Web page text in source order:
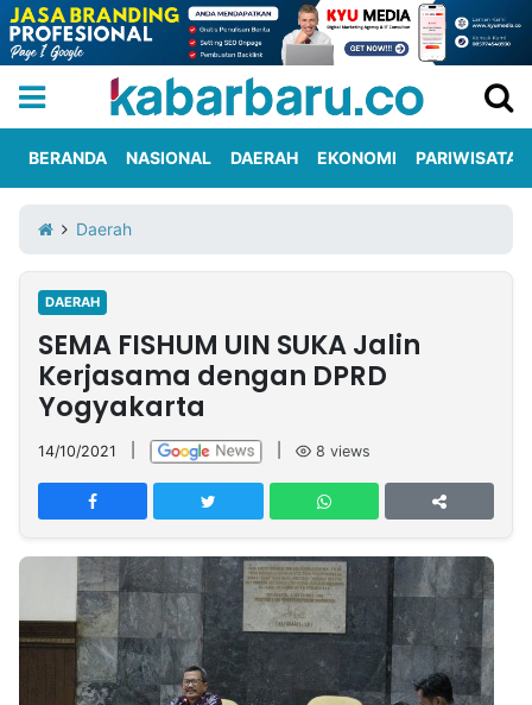
Iklan
Berita
Kami
Nasional
International
Olahraga
Entertainment
Daerah
Pariwisata
Kuliner
Kolom
Network
PT
TREETAN
INDONESIA
Partner
BERANDA NASIONAL DAERAH EKONOMI PARIWISATA
Daerah
DAERAH
SEMA FISHUM UIN SUKA Jalin
Kerjasama dengan DPRD
Yogyakarta
14/10/2021 8 views